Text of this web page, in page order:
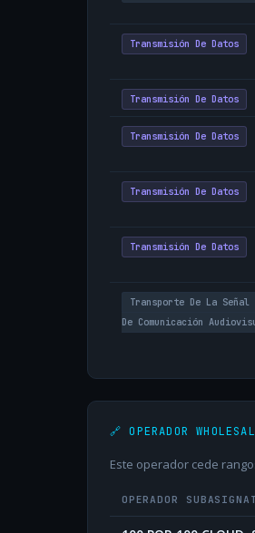
Transmisión De Datos
Transmisión De Datos
Transmisión De Datos
Transmisión De Datos
Transmisión De Datos
Transporte De La
De Comunicación
🔗 OPERADOR
Este operador cede
OPERADOR